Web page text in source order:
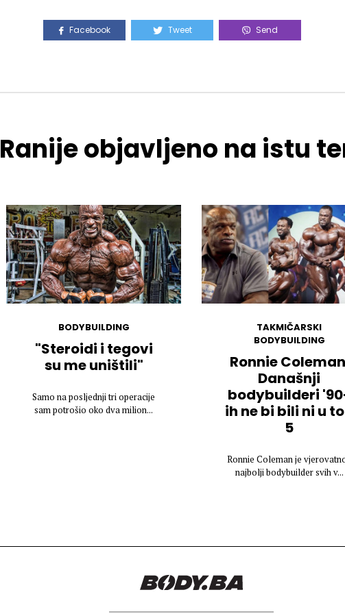
Facebook Tweet Send
Ranije objavljeno na istu
BODYBUILDING
"Steroidi i tegovi
su me uništili"
Samo na posljednji tri operacije
sam potrošio oko dva milion...
TAKMIČARSKI
BODYBUILDING
Ronnie
Današnji
bodybuilderi
ih ne bi bili ni u
5
Ronnie Coleman je
najbolji bodybuilder svih v...